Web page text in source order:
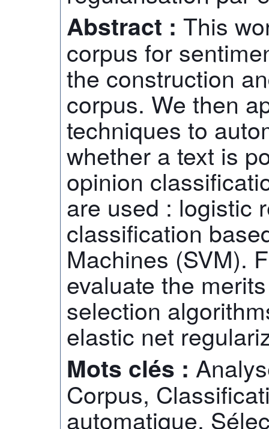
Abstract : This
corpus for
the construction
corpus. We then
techniques to
whether a text is
opinion
are used : logistic
classification
Machines (SVM).
evaluate the
selection
elastic net
Mots clés :
Corpus,
automatique,